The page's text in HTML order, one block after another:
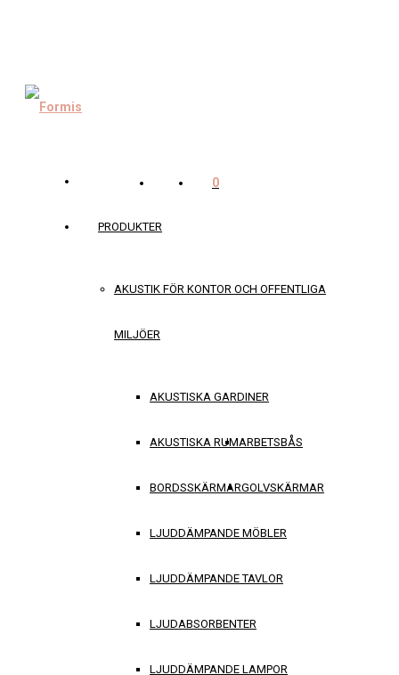
PRODUKTER
AKUSTIK FÖR KONTOR OCH OFFENTLIGA
MILJÖER
AKUSTISKA GARDINER
AKUSTISKA RUMARBETSBÅS
BORDSSKÄRMARGOLVSKÄRMAR
LJUDDÄMPANDE MÖBLER
LJUDDÄMPANDE TAVLOR
LJUDABSORBENTER
LJUDDÄMPANDE LAMPOR
0